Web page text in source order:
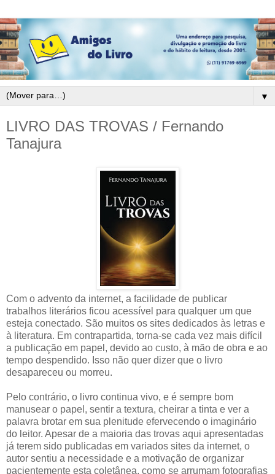
▼
LIVRO DAS TROVAS / Fernando
Tanajura
Com o advento da internet, a facilidade de publicar
trabalhos literários ficou acessível para qualquer um que
esteja conectado. São muitos os sites dedicados às letras e
à literatura. Em contrapartida, torna-se cada vez mais difícil
a publicação em papel, devido ao custo, à mão de obra e ao
tempo despendido. Isso não quer dizer que o livro
desapareceu ou morreu.
Pelo contrário, o livro continua vivo, e é sempre bom
manusear o papel, sentir a textura, cheirar a tinta e ver a
palavra brotar em sua plenitude efervecendo o imaginário
do leitor. Apesar de a maioria das trovas aqui apresentadas
já terem sido publicadas em variados sites da internet, o
autor sentiu a necessidade e a motivação de organizar
pacientemente esta coletânea, como se arrumam fotografias